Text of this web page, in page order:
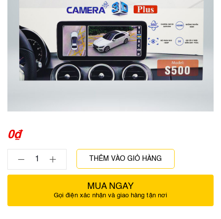
0₫
THÊM VÀO GIỎ HÀNG
MUA NGAY
Gọi điện xác nhận và giao hàng tận nơi